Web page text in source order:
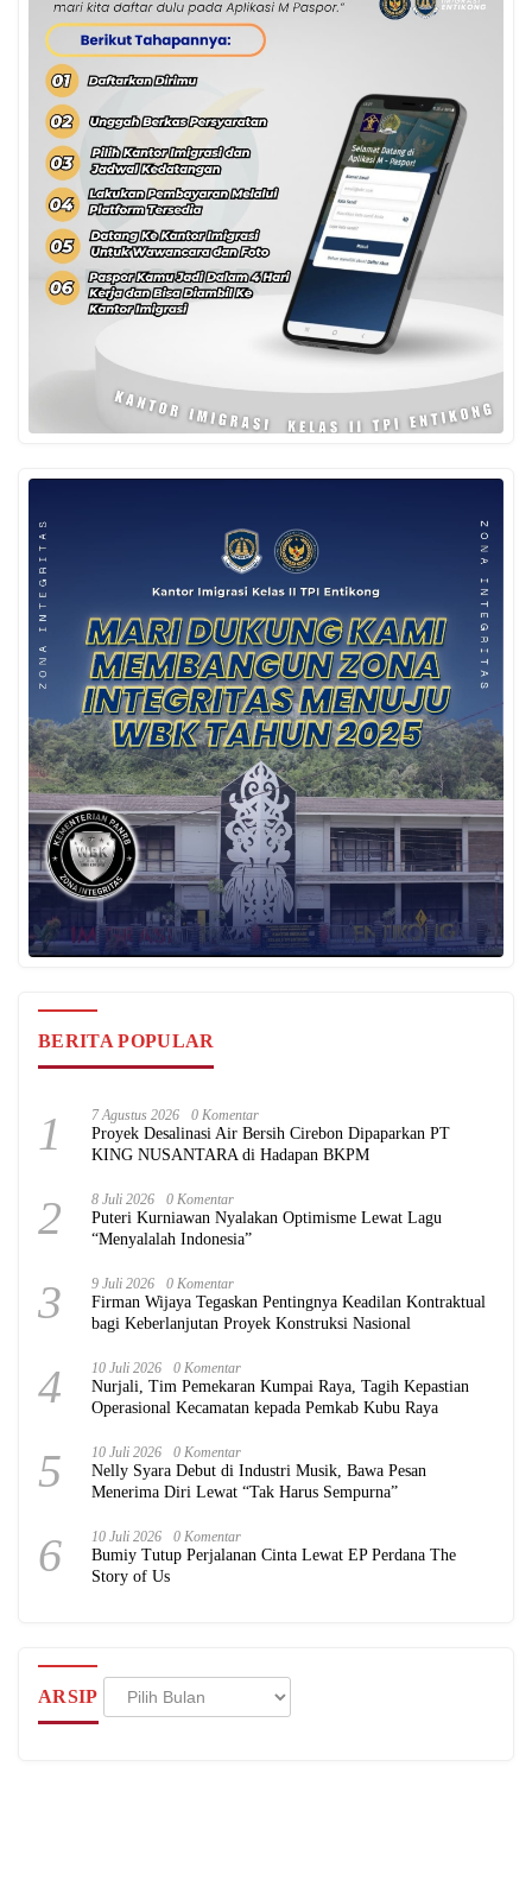
BERITA POPULAR
1 7 Agustus 2026 0 Komentar
Proyek Desalinasi Air Bersih Cirebon Dipaparkan PT
KING NUSANTARA di Hadapan BKPM
2 8 Juli 2026 0 Komentar
Puteri Kurniawan Nyalakan Optimisme Lewat Lagu
“Menyalalah Indonesia”
3 9 Juli 2026 0 Komentar
Firman Wijaya Tegaskan Pentingnya Keadilan Kontraktual
bagi Keberlanjutan Proyek Konstruksi Nasional
4 10 Juli 2026 0 Komentar
Nurjali, Tim Pemekaran Kumpai Raya, Tagih Kepastian
Operasional Kecamatan kepada Pemkab Kubu Raya
5 10 Juli 2026 0 Komentar
Nelly Syara Debut di Industri Musik, Bawa Pesan
Menerima Diri Lewat “Tak Harus Sempurna”
6 10 Juli 2026 0 Komentar
Bumiy Tutup Perjalanan Cinta Lewat EP Perdana The
Story of Us
ARSIP
Arsip